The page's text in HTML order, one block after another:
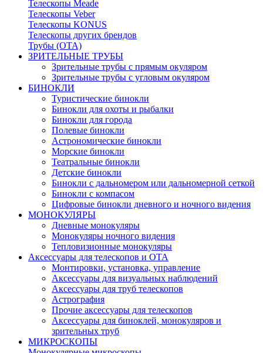
Телескопы Meade
Телескопы Veber
Телескопы KONUS
Телескопы других брендов
Трубы (ОТА)
ЗРИТЕЛЬНЫЕ ТРУБЫ
Зрительные трубы с прямым окуляром
Зрительные трубы с угловым окуляром
БИНОКЛИ
Туристические бинокли
Бинокли для охоты и рыбалки
Бинокли для города
Полевые бинокли
Астрономические бинокли
Морские бинокли
Театральные бинокли
Детские бинокли
Бинокли с дальномером или дальномерной сеткой
Бинокли с компасом
Цифровые бинокли дневного и ночного видения
МОНОКУЛЯРЫ
Дневные монокуляры
Монокуляры ночного видения
Тепловизионные монокуляры
Аксессуары для телескопов и ОТА
Монтировки, установка, управление
Аксессуары для визуальных наблюдений
Аксессуары для труб телескопов
Астрография
Прочие аксессуары для телескопов
Аксессуары для биноклей, монокуляров и
зрительных труб
МИКРОСКОПЫ